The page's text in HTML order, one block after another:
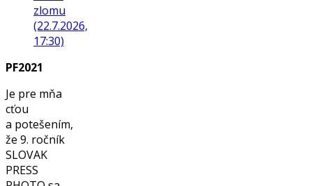
zlomu
(22.7.2026,
17:30)
PF2021
Je pre mňa
cťou
a potešením,
že 9. ročník
SLOVAK
PRESS